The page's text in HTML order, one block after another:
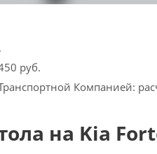
руб.
Компанией:
на Kia